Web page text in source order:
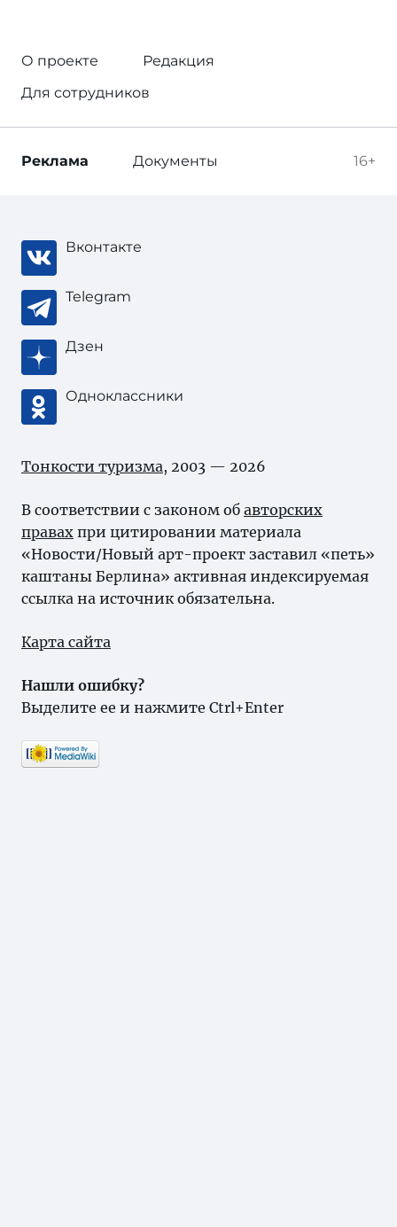
О проекте
Редакция
Для сотрудников
16+
Реклама Документы
Вконтакте
Telegram
Дзен
Одноклассники
Тонкости туризма, 2003 — 2026
В соответствии с законом об авторских
правах при цитировании материала
«Новости/Новый арт-проект заставил «петь»
каштаны Берлина» активная индексируемая
ссылка на источник обязательна.
Карта сайта
Нашли ошибку?
Выделите ее и нажмите Ctrl+Enter